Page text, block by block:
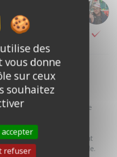
atelier afin de vous faire
de mes créations, dont
voyages autour du monde.
des
vous donne
sur ceux
souhaitez
refuser